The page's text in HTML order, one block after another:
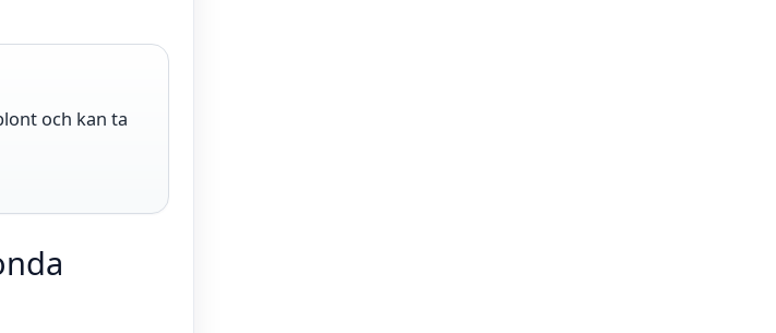
och kan ta